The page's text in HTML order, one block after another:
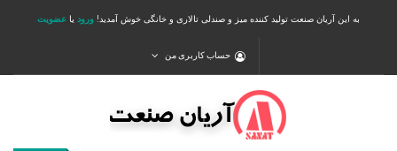
به این آریان صنعت تولید کننده میز و صندلی تالاری و خانگی خوش آمدید! ورود یا عضویت
حساب کاربری من